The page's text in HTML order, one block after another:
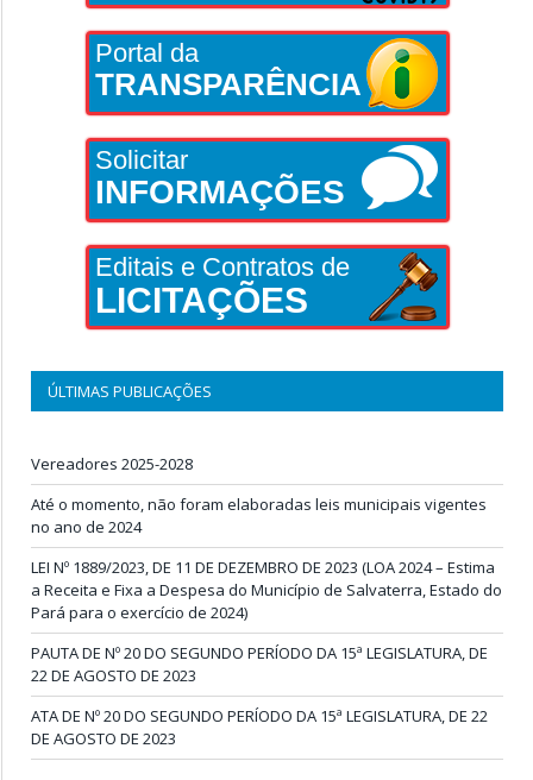
Portal da
TRANSPARÊNCIA
Solicitar
INFORMAÇÕES
Editais e Contratos de
LICITAÇÕES
ÚLTIMAS PUBLICAÇÕES
Vereadores 2025-2028
Até o momento, não foram elaboradas leis municipais vigentes
no ano de 2024
LEI Nº 1889/2023, DE 11 DE DEZEMBRO DE 2023 (LOA 2024 – Estima
a Receita e Fixa a Despesa do Município de Salvaterra, Estado do
Pará para o exercício de 2024)
PAUTA DE Nº 20 DO SEGUNDO PERÍODO DA 15ª LEGISLATURA, DE
22 DE AGOSTO DE 2023
ATA DE Nº 20 DO SEGUNDO PERÍODO DA 15ª LEGISLATURA, DE 22
DE AGOSTO DE 2023